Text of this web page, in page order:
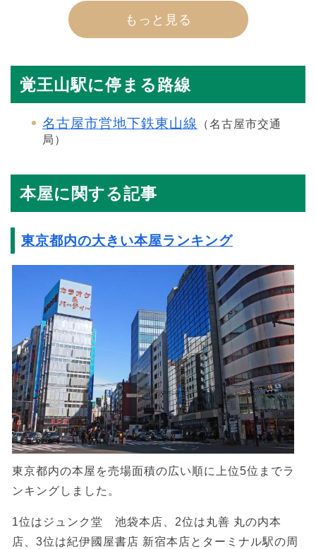
もっと見る
覚王山駅に停まる路線
名古屋市営地下鉄東山線
（名古屋市交通
局）
本屋に関する記事
東京都内の大きい本屋ランキング
東京都内の本屋を売場面積の広い順に上位5位までラ
ンキングしました。
1位はジュンク堂 池袋本店、2位は丸善 丸の内本
店、3位は紀伊國屋書店 新宿本店とターミナル駅の周